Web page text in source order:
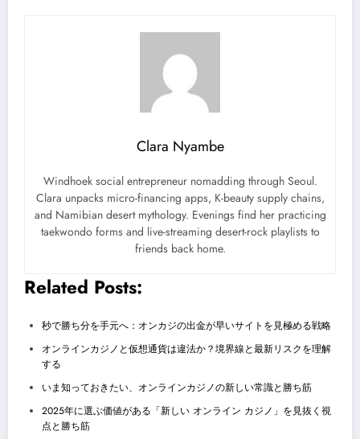
Clara Nyambe
Windhoek social entrepreneur nomadding through Seoul.
Clara unpacks micro-financing apps, K-beauty supply chains,
and Namibian desert mythology. Evenings find her practicing
taekwondo forms and live-streaming desert-rock playlists to
friends back home.
Related Posts:
秒で勝ち分を手元へ：オンカジの出金が早いサイトを見極める戦略
オンラインカジノと仮想通貨は違法か？境界線と最新リスクを理解
する
いま知っておきたい、オンラインカジノの新しい常識と勝ち筋
2025年に選ぶ価値がある「新しい オンライン カジノ」を見抜く視
点と勝ち筋